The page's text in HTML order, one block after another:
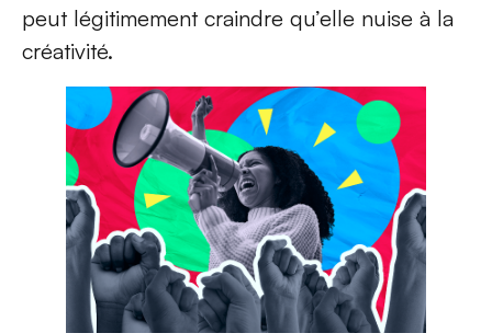
peut légitimement craindre qu’elle nuise à la
créativité.